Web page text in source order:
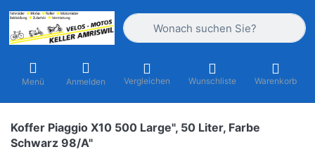
Geben Sie einen Suchbegriff ein.
Menü Anmelden Vergleichen Wunschliste Warenkorb
Koffer Piaggio X10 500 Large", 50 Liter, Farbe
Schwarz 98/A"